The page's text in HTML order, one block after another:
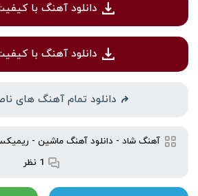
دانلود آهنگ با کیفیت
دانلود آهنگ با کیفیت
دانلود تمام آهنگ های
آهنگ شاد- دانلود آهنگ ماشین-
1 نظر